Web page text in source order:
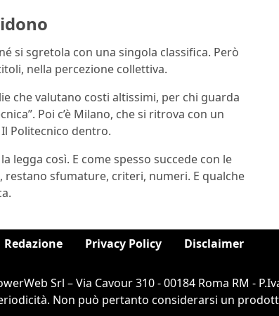
si sgretola con una singola classifica. Però
nella percezione collettiva.
che valutano costi altissimi, per chi guarda
Poi c’è Milano, che si ritrova con un
Politecnico dentro.
legga così. E come spesso succede con le
sfumature, criteri, numeri. E qualche
Redazione Privacy Policy Disclaimer
Srl – Via Cavour 310 - 00184 Roma RM -
Non può pertanto considerarsi un